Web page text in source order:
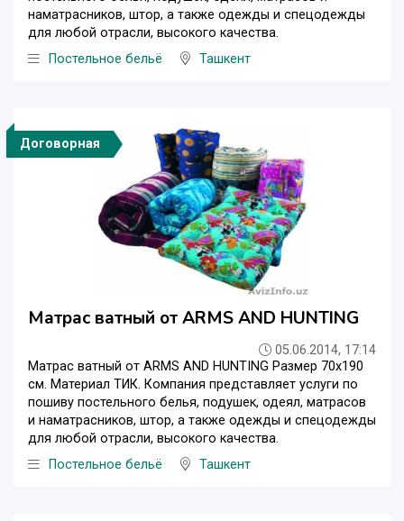
наматрасников, штор, а также одежды и спецодежды
для любой отрасли, высокого качества.
Постельное бельё
Ташкент
Договорная
Матрас ватный от ARMS AND HUNTING
05.06.2014, 17:14
Матрас ватный от ARMS AND HUNTING Размер 70х190
см. Материал ТИК. Компания представляет услуги по
пошиву постельного белья, подушек, одеял, матрасов
и наматрасников, штор, а также одежды и спецодежды
для любой отрасли, высокого качества.
Постельное бельё
Ташкент